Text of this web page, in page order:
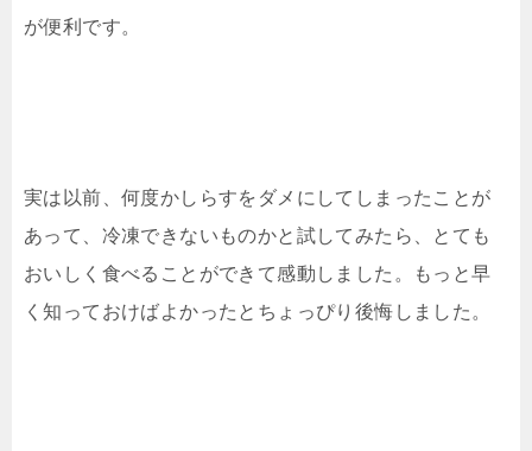
が便利です。
実は以前、何度かしらすをダメにしてしまったことが
あって、冷凍できないものかと試してみたら、とても
おいしく食べることができて感動しました。もっと早
く知っておけばよかったとちょっぴり後悔しました。